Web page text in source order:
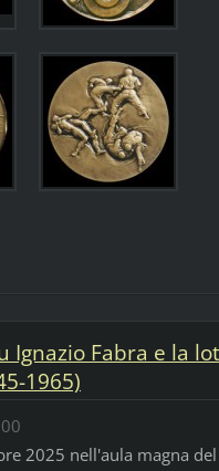
Ignazio Fabra e la
1965)
2025 nell'aula magna